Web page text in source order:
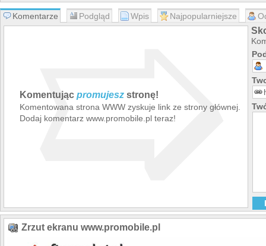
Komentarze Podgląd Wpis Najpopularniejsze
Komentując promujesz stronę!
Komentowana strona WWW zyskuje link ze strony głównej.
Dodaj komentarz www.promobile.pl teraz!
➯
Zrzut ekranu www.promobile.pl